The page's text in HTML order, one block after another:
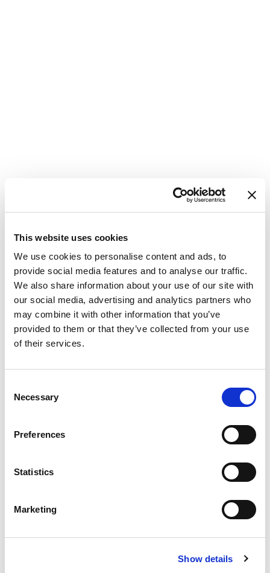
This website uses cookies
We use cookies to personalise content and ads, to
provide social media features and to analyse our traffic.
We also share information about your use of our site with
our social media, advertising and analytics partners who
may combine it with other information that you’ve
provided to them or that they’ve collected from your use
of their services.
Selection
Necessary
Preferences
Statistics
Marketing
Show details
KatamaraaniBali 4.8 Oksy
Kreikka,Lavrion
Lavrion Main Port
Bareboat charter
Hinnasto
2024
5
WC/Suihku
Isopurje
Pituus
Vuokraa Katamaraani Oksy kohteessa Kreikka,